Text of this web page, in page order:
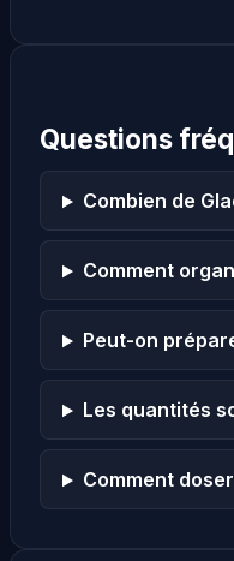
Questions
Combien de
Comment
Peut-on
Les quantités
Comment